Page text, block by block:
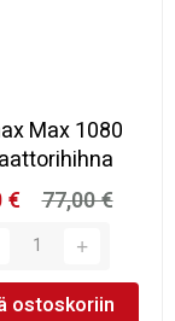
Max 1080
€
77,00 €
ostoskoriin